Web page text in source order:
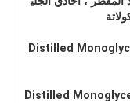
Distilled
Distilled